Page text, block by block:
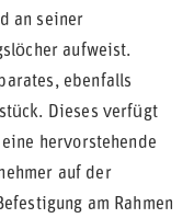
an seiner
aufweist.
ebenfalls
Dieses verfügt
hervorstehende
auf der
am Rahmen